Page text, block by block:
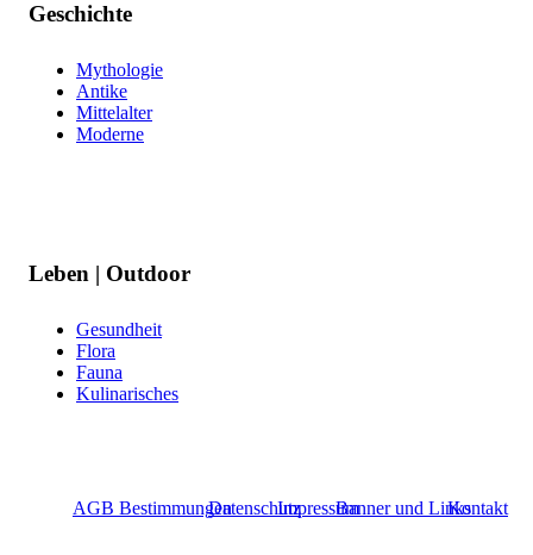
Geschichte
Mythologie
Antike
Mittelalter
Moderne
Leben | Outdoor
Gesundheit
Flora
Fauna
Kulinarisches
AGB BestimmungenDatenschutzImpressumBanner und LinksKontakt